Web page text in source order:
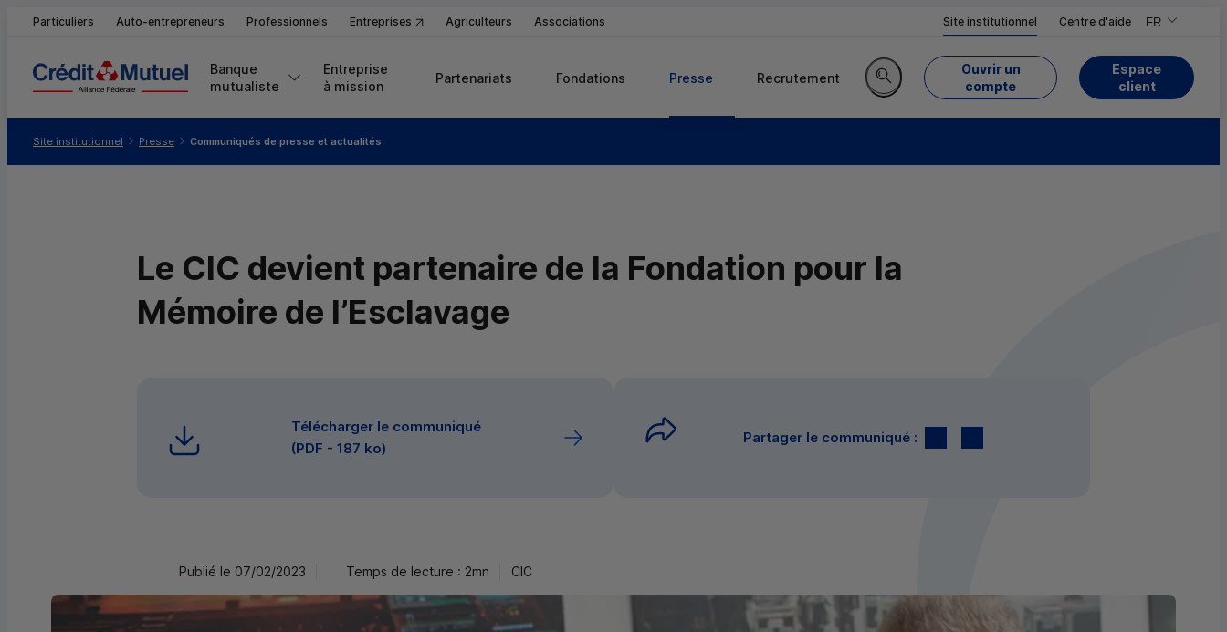
Particuliers Auto-entrepreneurs Professionnels Entreprises Agriculteurs Associations Site institutionnel Centre d'aide FR
,Version
,Changer de
Banque
mutualiste
Entreprise
à mission
Partenariats Fondations Presse Recrutement
Rechercher sur le site
Ouvrir un
comptedu Crédit Mutuel
Espace
client
Site institutionnel Presse Communiqués de presse et actualités
Le CIC devient partenaire de la Fondation pour la
Mémoire de l’Esclavage
Télécharger le communiqué
(PDF - 187 ko)
Partager le communiqué :
Publié le 07/02/2023 Temps de lecture : 2mn CIC